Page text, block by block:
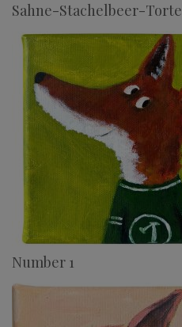
Sahne-Stachelbeer-Torte
Number 1